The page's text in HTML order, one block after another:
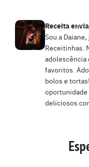
Receita
Sou a
Receitinhas.
adolescência
favoritos.
bolos e
deliciosos